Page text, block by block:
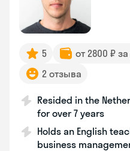
5 от 2800 ₽
2 отзыва
Resided in the
for over 7 years
Holds an English
business